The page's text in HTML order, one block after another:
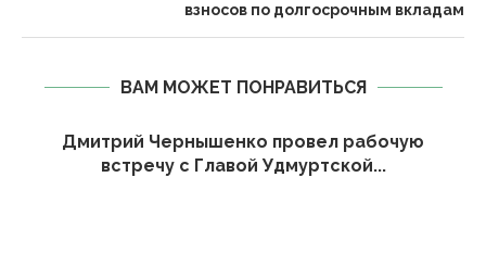
взносов по долгосрочным вкладам
ВАМ МОЖЕТ ПОНРАВИТЬСЯ
Дмитрий Чернышенко провел рабочую
встречу с Главой Удмуртской...